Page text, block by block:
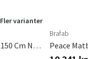
Fler varianter
Peace Matbord Ø150 Cm Nordic Green
Brafab